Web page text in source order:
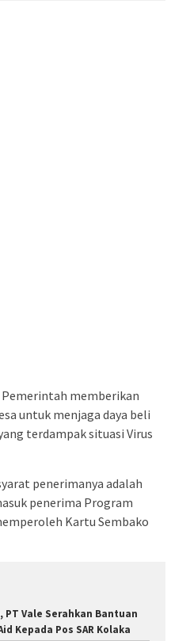
Pemerintah memberikan
untuk menjaga daya beli
terdampak situasi Virus
penerimanya adalah
penerima Program
Kartu Sembako
Vale Serahkan Bantuan
Kepada Pos SAR Kolaka